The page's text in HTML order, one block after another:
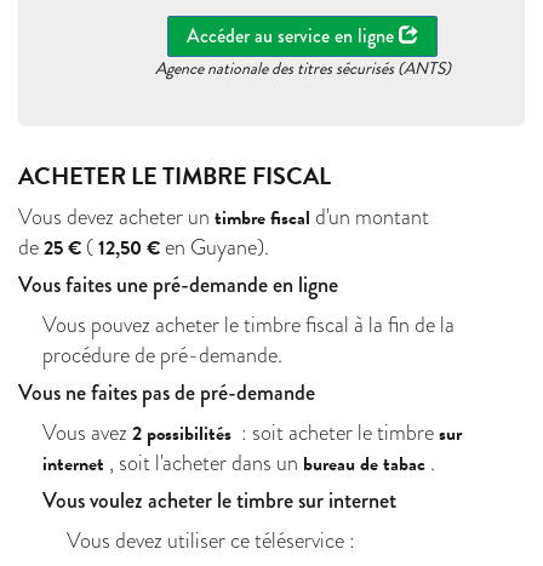
Accéder au service en ligne
Agence nationale des titres sécurisés (ANTS)
ACHETER LE TIMBRE FISCAL
Vous devez acheter un timbre fiscal d'un montant
de25 € (12,50 €en Guyane).
Vous faites une pré-demande en ligne
Vous pouvez acheter le timbre fiscal à la fin de la
procédure de pré-demande.
Vous ne faites pas de pré-demande
Vous avez 2 possibilités : soit acheter le timbresur
internet , soit l'acheter dans un bureau de tabac .
Vous voulez acheter le timbre sur internet
Vous devez utiliser ce téléservice :